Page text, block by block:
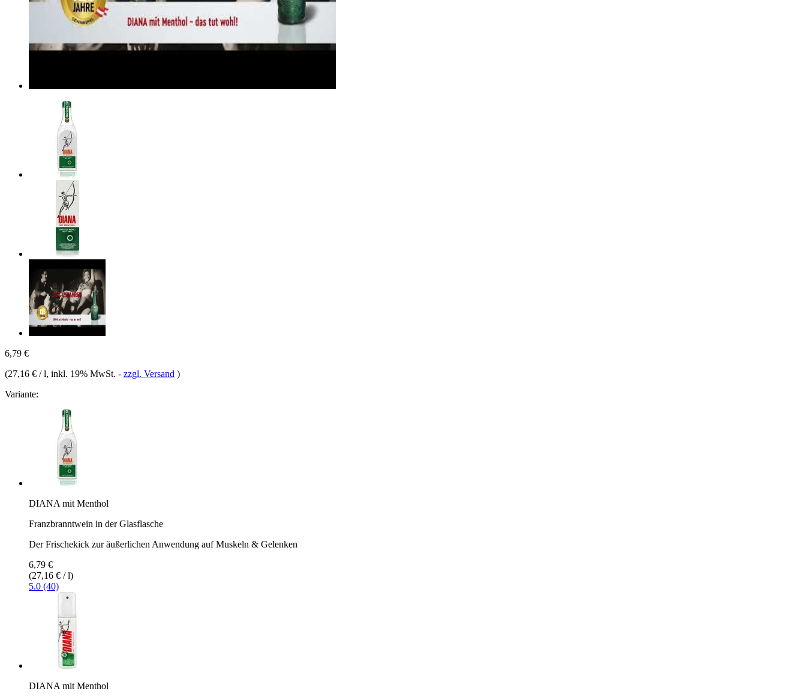
6,79 €
(27,16 € / l, inkl. 19% MwSt. - zzgl. Versand )
Variante:
DIANA mit Menthol
Franzbranntwein in der Glasflasche
Der Frischekick zur äußerlichen Anwendung auf Muskeln & Gelenken
6,79 €
(27,16 € / l)
5.0 (40)
DIANA mit Menthol